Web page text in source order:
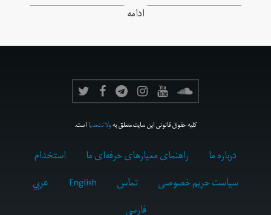
ادامه
کلیه حقوق قانونی این سایت متعلق بهولانت‌مدیااست.
درباره ما راهنمای معیارهای حرفه‌ای ما
استخدام
سیاست حریم خصوصی
تماس English
عربي